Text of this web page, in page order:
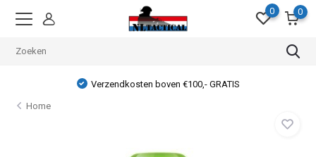
0 0
Verzendkosten boven €100,- GRATIS
Home